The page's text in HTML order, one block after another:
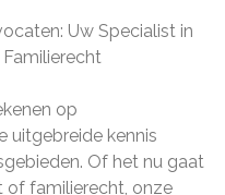
Uw Specialist in
op
uitgebreide kennis
Of het nu gaat
of familierecht, onze